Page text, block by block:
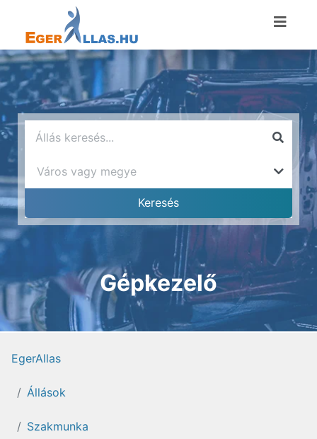
Gépkezelő
EgerAllas
Állások
Szakmunka